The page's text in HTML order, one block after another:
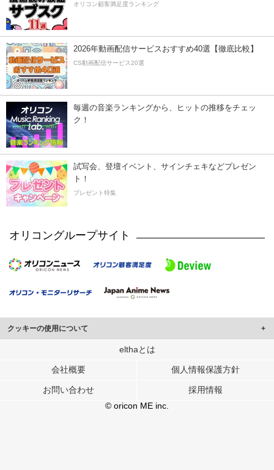
オリコン顧客満足度ランキング
2026年動画配信サービスおすすめ40選【徹底比較】
CS動画配信サービス20選
毎週の音楽ランキングから、ヒットの推移をチェッ
ク！
試写会、登壇イベント、サインチェキなどプレゼン
ト！
プレゼント特集
オリコングループサイト
クッキーの使用について
このサイトでは Cookie を使用して、ユーザーに合わせたコンテンツや広告の
行っています。
メディアや広告配信、データ解析の各パートナーに提供しています。
各パートナーは、この情報とユーザーが各パートナーに提供した他の情報や、
ユーザーが各パートナーのサービスを使用したときに収集した他の情報を組み
elthaとは
会社概要 個人情報保護方針
お問い合わせ
採用情報
© oricon ME inc.